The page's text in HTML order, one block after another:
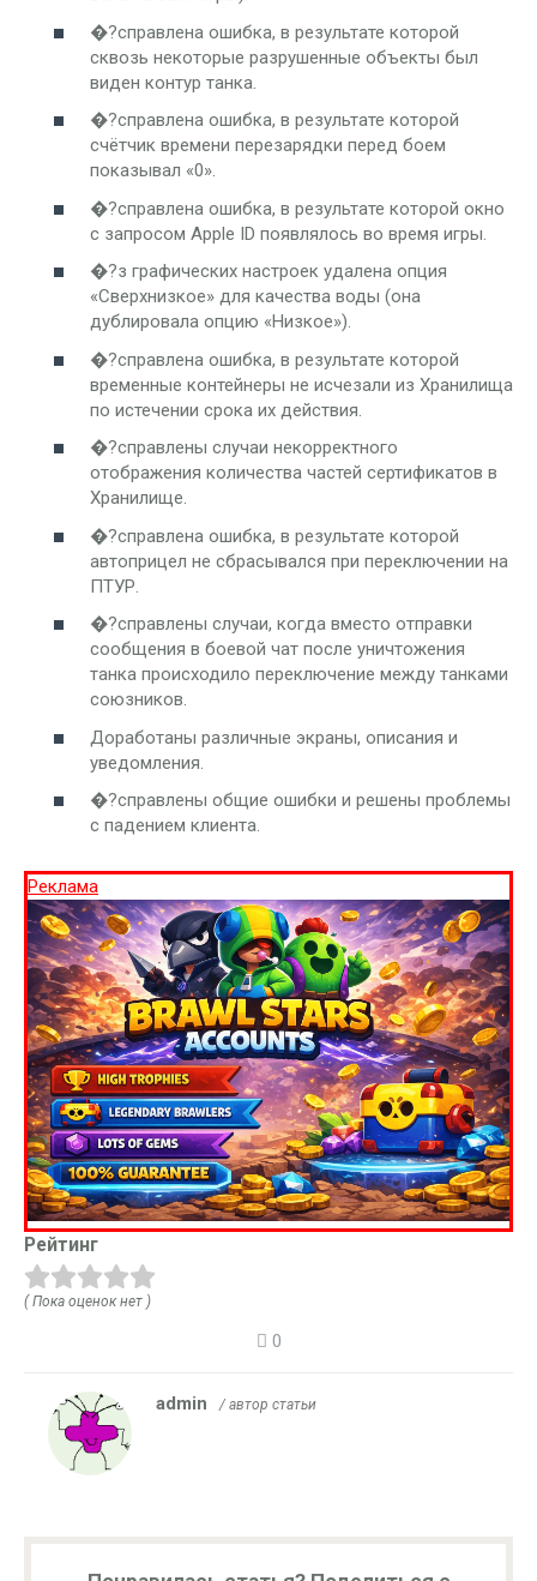
�?справлена ошибка, в результате которой
сквозь некоторые разрушенные объекты был
виден контур танка.
�?справлена ошибка, в результате которой
счётчик времени перезарядки перед боем
показывал «0».
�?справлена ошибка, в результате которой окно
с запросом Apple ID появлялось во время игры.
�?з графических настроек удалена опция
«Сверхнизкое» для качества воды (она
дублировала опцию «Низкое»).
�?справлена ошибка, в результате которой
временные контейнеры не исчезали из Хранилища
по истечении срока их действия.
�?справлены случаи некорректного
отображения количества частей сертификатов в
Хранилище.
�?справлена ошибка, в результате которой
автоприцел не сбрасывался при переключении на
ПТУР.
�?справлены случаи, когда вместо отправки
сообщения в боевой чат после уничтожения
танка происходило переключение между танками
союзников.
Доработаны различные экраны, описания и
уведомления.
�?справлены общие ошибки и решены проблемы
с падением клиента.
Реклама
Рейтинг
( Пока оценок нет )
0
admin / автор статьи